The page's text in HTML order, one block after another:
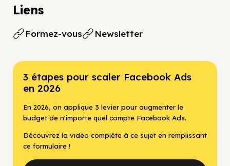
Liens
Formez-vous Newsletter
3 étapes pour scaler Facebook Ads
en 2026
En 2026, on applique 3 levier pour augmenter le
budget de n'importe quel compte Facebook Ads.
Découvrez la vidéo complète à ce sujet en remplissant
ce formulaire !